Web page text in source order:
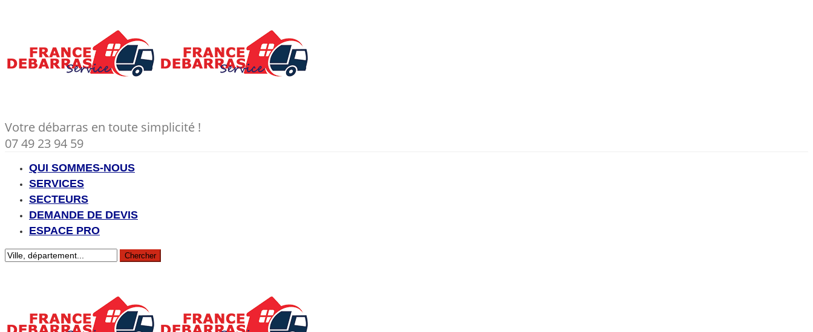
Votre débarras en toute simplicité !
07 49 23 94 59
QUI SOMMES-NOUS
SERVICES
SECTEURS
DEMANDE DE DEVIS
ESPACE PRO